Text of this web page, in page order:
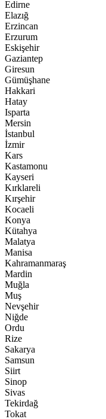
Edirne
Elazığ
Erzincan
Erzurum
Eskişehir
Gaziantep
Giresun
Gümüşhane
Hakkari
Hatay
Isparta
Mersin
İstanbul
İzmir
Kars
Kastamonu
Kayseri
Kırklareli
Kırşehir
Kocaeli
Konya
Kütahya
Malatya
Manisa
Kahramanmaraş
Mardin
Muğla
Muş
Nevşehir
Niğde
Ordu
Rize
Sakarya
Samsun
Siirt
Sinop
Sivas
Tekirdağ
Tokat